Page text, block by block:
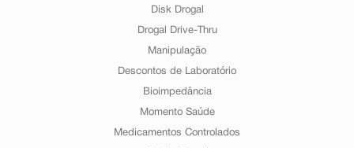
Disk Drogal
Drogal Drive-Thru
Manipulação
Descontos de Laboratório
Bioimpedância
Momento Saúde
Medicamentos Controlados